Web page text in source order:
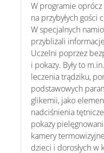
W programie
na przybyłych gości
W specjalnych
przybliżali
Uczelni poprzez
i pokazy. Były to
leczenia trądziku,
podstawowych
glikemii, jako
nadciśnienia
pokazy
kamery
dzieci i dorosłych w